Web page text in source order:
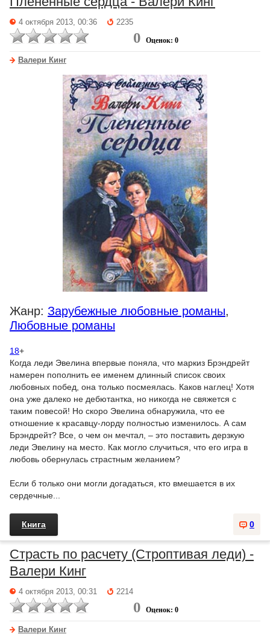
4 октября 2013, 00:36 2235
0 Оценок: 0
Валери Кинг
Жанр: Зарубежные любовные романы,
Любовные романы
18+
Когда леди Эвелина впервые поняла, что маркиз Брэндрейт
намерен пополнить ее именем длинный список своих
любовных побед, она только посмеялась. Каков наглец! Хотя
она уже далеко не дебютантка, но никогда не свяжется с
таким повесой! Но скоро Эвелина обнаружила, что ее
отношение к красавцу-лорду полностью изменилось. А сам
Брэндрейт? Все, о чем он мечтал, – это поставить дерзкую
леди Эвелину на место. Как могло случиться, что его игра в
любовь обернулась страстным желанием?
Если б только они могли догадаться, кто вмешается в их
сердечные...
0
Книга
Страсть по расчету (Строптивая леди) -
Валери Кинг
4 октября 2013, 00:31 2214
0 Оценок: 0
Валери Кинг